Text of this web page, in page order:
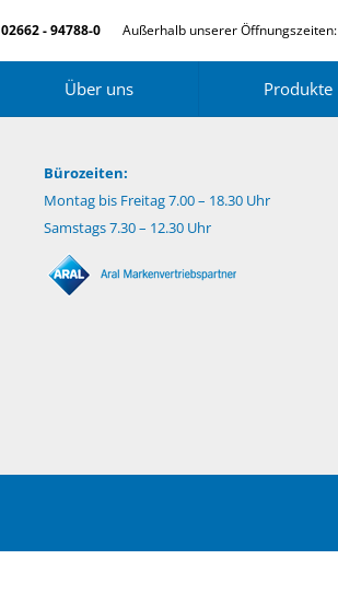
02662 - 94788-0 Außerhalb unserer Öffnungszeiten:
Über uns Produkte
Bürozeiten:
Montag bis Freitag 7.00 – 18.30 Uhr
Samstags 7.30 – 12.30 Uhr